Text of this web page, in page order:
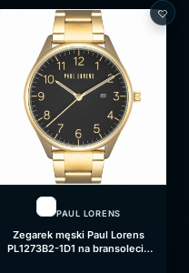
PAUL LORENS
Zegarek męski Paul Lorens
PL1273B2-1D1 na bransolecie